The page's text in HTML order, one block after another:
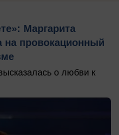
Маргарита
на провокационный
о любви к